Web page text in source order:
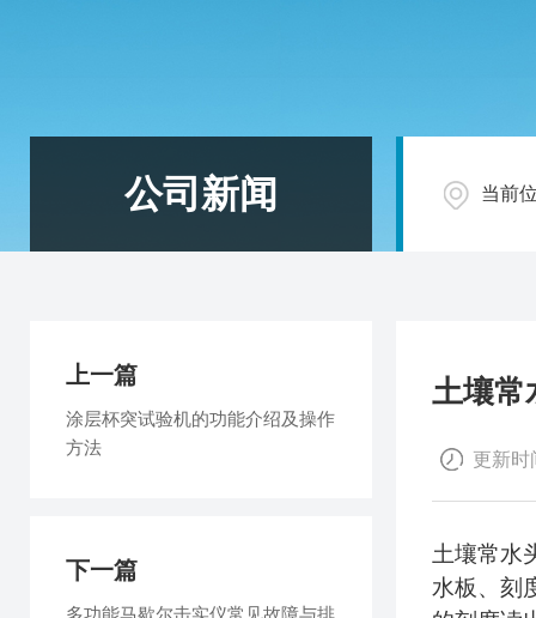
公司新闻 当前
土壤常
更新时
土壤常水
水板、刻
上一篇
涂层杯突试验机的功能介绍及操作
方法
下一篇
多功能马歇尔击实仪常见故障与排